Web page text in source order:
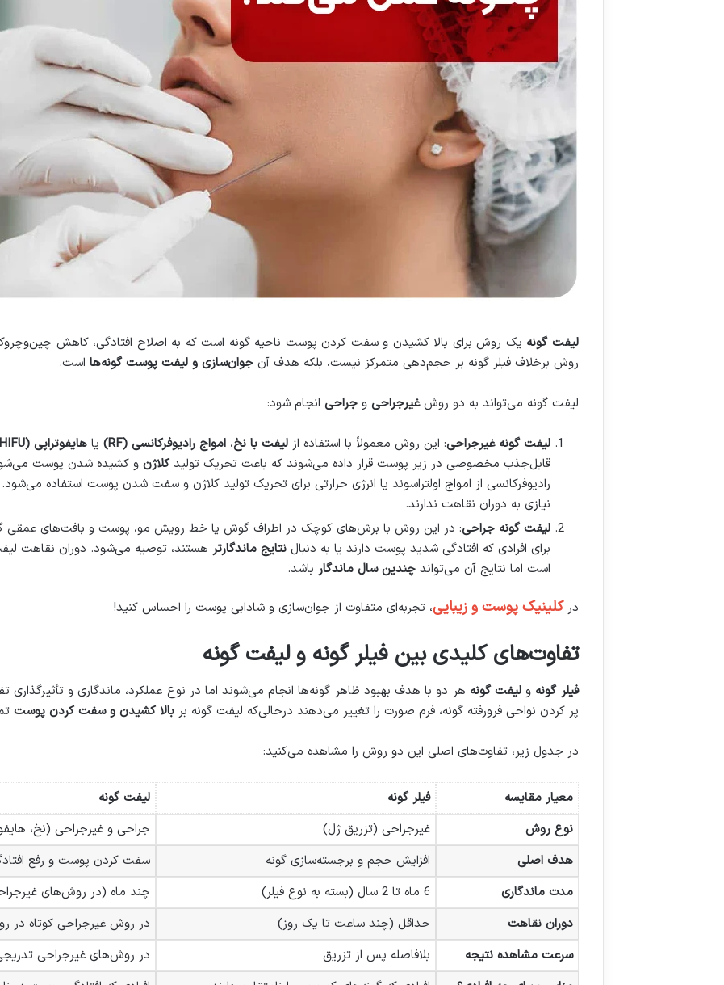
لیفت گونه یک روش برای بالا کشیدن و سفت کردن پوست ناحیه گونه است که به اصلاح افتادگی، کاهش
روش برخلاف فیلر گونه بر حجم‌دهی متمرکز نیست، بلکه هدف آنجوان‌سازی و لیفت پوست گونه‌ها است.
لیفت گونه می‌تواند به دو روشغیرجراحی وجراحی انجام شود:
لیفت گونه غیرجراحی: این روش معمولاً با استفاده ازلیفت با نخ،امواج رادیوفرکانسی (RF) یاهایفوتراپی (HIFU)
قابل‌جذب مخصوصی در زیر پوست قرار داده می‌شوند که باعث تحریک تولیدکلاژن و کشیده شدن پوست
رادیوفرکانسی از امواج اولتراسوند یا انرژی حرارتی برای تحریک تولید کلاژن و سفت شدن پوست استفاده
نیازی به دوران نقاهت ندارند.
لیفت گونه جراحی: در این روش با برش‌های کوچک در اطراف گوش یا خط رویش مو، پوست و بافت‌های عمقی
برای افرادی که افتادگی شدید پوست دارند یا به دنبالنتایج ماندگارتر هستند، توصیه می‌شود. دوران نقاهت
است اما نتایج آن می‌تواندچندین سال ماندگار باشد.
درکلینیک پوست و زیبایی، تجربه‌ای متفاوت از جوان‌سازی و شادابی پوست را احساس کنید!
تفاوت‌های کلیدی بین فیلر گونه و لیفت گونه
فیلر گونه و لیفت گونه هر دو با هدف بهبود ظاهر گونه‌ها انجام می‌شوند اما در نوع عملکرد، ماندگاری و
پر کردن نواحی فرورفته گونه، فرم صورت را تغییر می‌دهند درحالی‌که لیفت گونه بربالا کشیدن و سفت کردن پوست
در جدول زیر، تفاوت‌های اصلی این دو روش را مشاهده می‌کنید:
معیار مقایسه فیلر گونه
لیفت گونه
نوع روش
غیرجراحی (تزریق ژل)
جراحی و غیرجراحی (نخ،
هدف اصلی
افزایش حجم و برجسته‌سازی گونه
سفت کردن پوست و رفع
مدت ماندگاری
6 ماه تا 2 سال (بسته به نوع فیلر)
چند ماه (در روش‌های
دوران نقاهت
حداقل (چند ساعت تا یک روز)
در روش غیرجراحی کوتاه در
سرعت مشاهده نتیجه
بلافاصله پس از تزریق
در روش‌های غیرجراحی